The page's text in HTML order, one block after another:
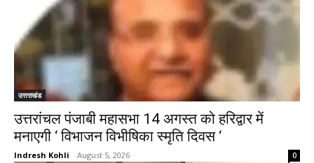
उत्तराखंड
उत्तरांचल पंजाबी महासभा 14 अगस्त को हरिद्वार में
मनाएगी ‘ विभाजन विभीषिका स्मृति दिवस ‘
Indresh Kohli - August 5, 2026 0